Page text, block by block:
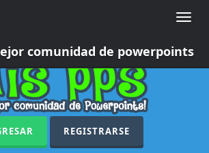
Toggle
comunidad de powerpoints
REGISTRARSE